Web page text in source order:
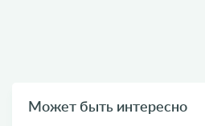
Может быть интересно